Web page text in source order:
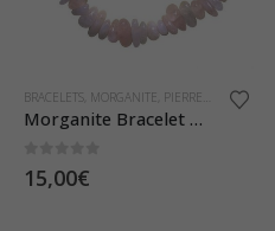
BRACELETS MORGANITE PIERRES ET CRISTAUX
Morganite Bracelet baroque
15,00€